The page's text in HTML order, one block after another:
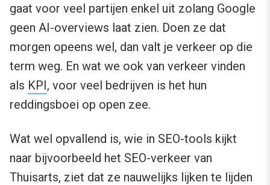
gaat voor veel partijen enkel uit zolang Google
geen AI-overviews laat zien. Doen ze dat
morgen opeens wel, dan valt je verkeer op die
term weg. En wat we ook van verkeer vinden
als KPI, voor veel bedrijven is het hun
reddingsboei op open zee.
Wat wel opvallend is, wie in SEO-tools kijkt
naar bijvoorbeeld het SEO-verkeer van
Thuisarts, ziet dat ze nauwelijks lijken te lijden